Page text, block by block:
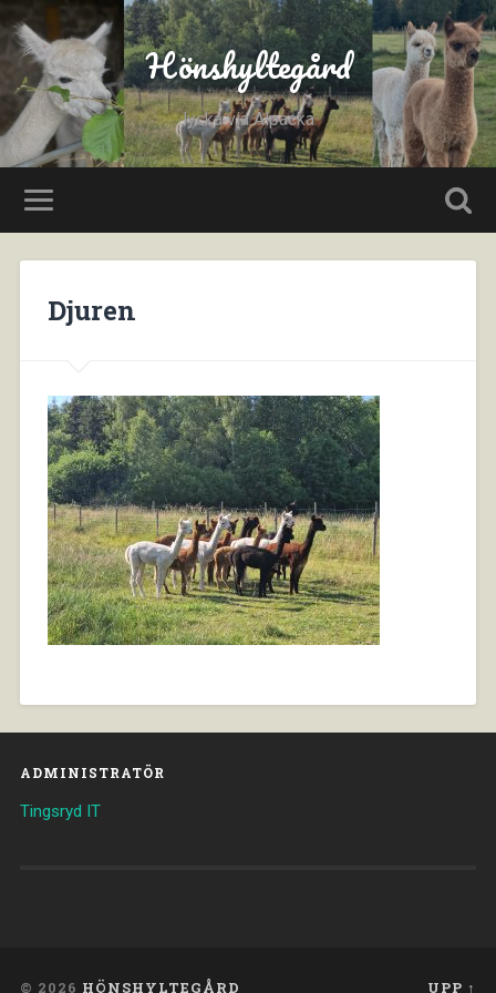
Hönshyltegård
lycka via Alpacka
Djuren
ADMINISTRATÖR
Tingsryd IT
© 2026 HÖNSHYLTEGÅRD UPP ↑